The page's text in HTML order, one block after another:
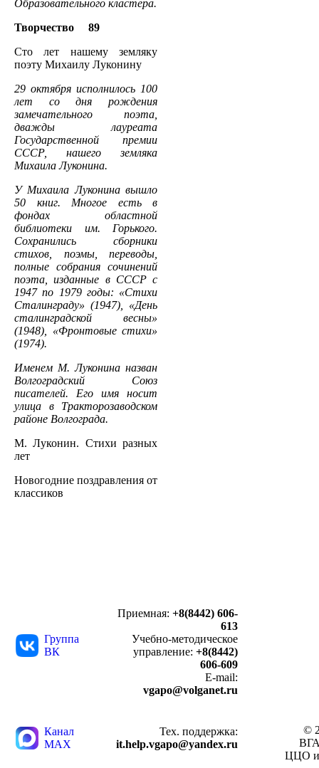
Образовательного кластера.
Творчество 89
Сто лет нашему земляку
поэту Михаилу Луконину
29 октября исполнилось 100
лет со дня рождения
замечательного поэта,
дважды лауреата
Государственной премии
СССР, нашего земляка
Михаила Луконина.
У Михаила Луконина вышло
50 книг. Многое есть в
фондах областной
библиотеки им. Горького.
Сохранились сборники
стихов, поэмы, переводы,
полные собрания сочинений
поэта, изданные в СССР с
1947 по 1979 годы: «Стихи
Сталинграду» (1947), «День
сталинградской весны»
(1948), «Фронтовые стихи»
(1974).
Именем М. Луконина назван
Волгоградский Союз
писателей. Его имя носит
улица в Тракторозаводском
районе Волгограда.
М. Луконин. Стихи разных
лет
Новогодние поздравления от
классиков
Группа
ВК
Приемная: +8(8442) 606-
613
Учебно-методическое
управление: +8(8442)
606-609
E-mail:
vgapo@volganet.ru
Канал
MAX
Тех. поддержка:
it.help.vgapo@yandex.ru
©
ЦЦО